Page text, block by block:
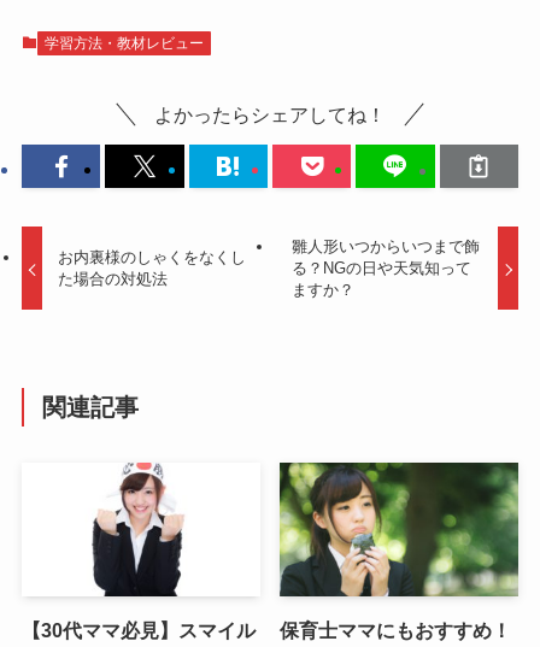
学習方法・教材レビュー
よかったらシェアしてね！
お内裏様のしゃくをなくし
た場合の対処法
雛人形いつからいつまで飾
る？NGの日や天気知って
ますか？
関連記事
【30代ママ必見】スマイル
保育士ママにもおすすめ！